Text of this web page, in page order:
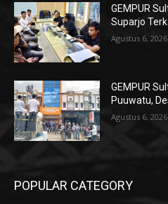
GEMPUR
Suparjo
Agustus 6, 2026
GEMPUR
Puuwatu,
Agustus 6, 2026
POPULAR CATEGORY